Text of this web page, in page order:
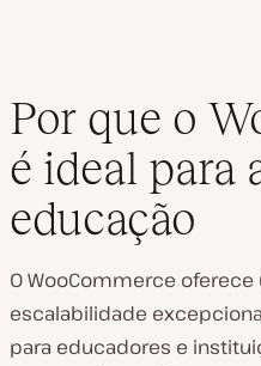
Por que o
é ideal para
educação
O WooCommerce
escalabilidade
para educadores e